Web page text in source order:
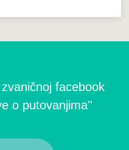
facebook
o putovanjima''